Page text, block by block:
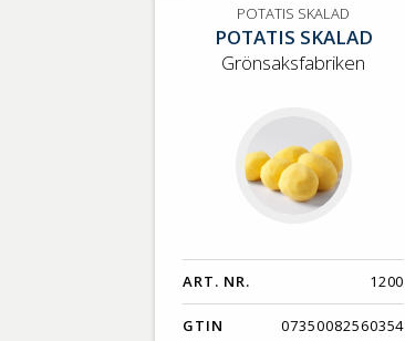
POTATIS
SKALAD
POTATIS SKALAD
POTATIS SKALAD
Grönsaksfabriken
ART. NR. 1200
GTIN 07350082560354